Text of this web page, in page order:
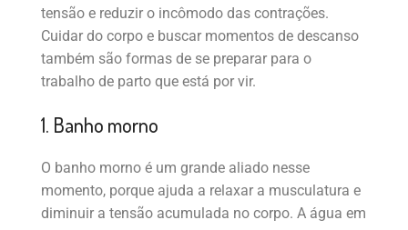
tensão e reduzir o incômodo das contrações.
Cuidar do corpo e buscar momentos de descanso
também são formas de se preparar para o
trabalho de parto que está por vir.
1. Banho morno
O banho morno é um grande aliado nesse
momento, porque ajuda a relaxar a musculatura e
diminuir a tensão acumulada no corpo. A água em